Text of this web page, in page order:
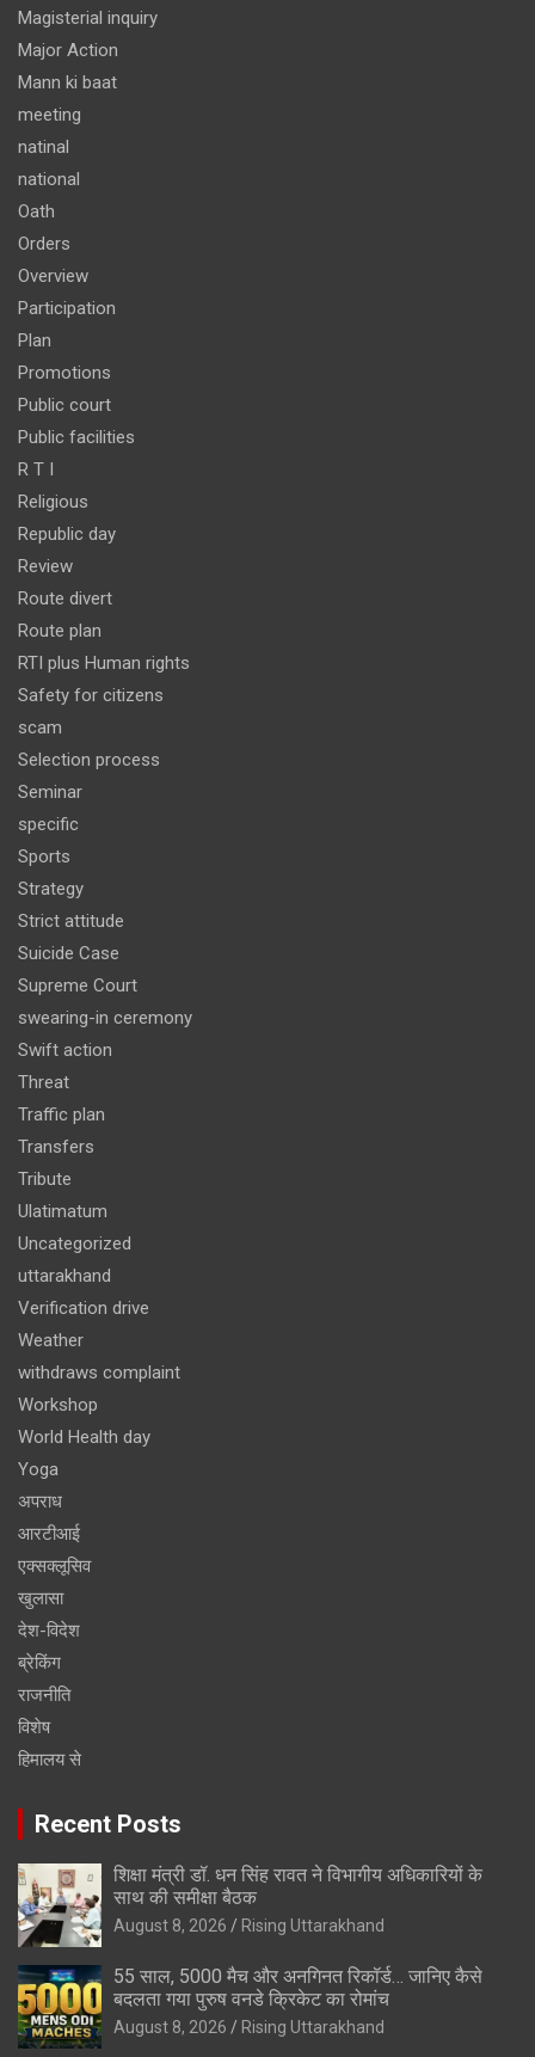
Magisterial inquiry
Major Action
Mann ki baat
meeting
natinal
national
Oath
Orders
Overview
Participation
Plan
Promotions
Public court
Public facilities
R T I
Religious
Republic day
Review
Route divert
Route plan
RTI plus Human rights
Safety for citizens
scam
Selection process
Seminar
specific
Sports
Strategy
Strict attitude
Suicide Case
Supreme Court
swearing-in ceremony
Swift action
Threat
Traffic plan
Transfers
Tribute
Ulatimatum
Uncategorized
uttarakhand
Verification drive
Weather
withdraws complaint
Workshop
World Health day
Yoga
अपराध
आरटीआई
एक्सक्लूसिव
खुलासा
देश-विदेश
ब्रेकिंग
राजनीति
विशेष
हिमालय से
Recent Posts
शिक्षा मंत्री डॉ. धन सिंह रावत ने विभागीय अधिकारियों के
साथ की समीक्षा बैठक
August 8, 2026 Rising Uttarakhand
55 साल, 5000 मैच और अनगिनत रिकॉर्ड… जानिए कैसे
बदलता गया पुरुष वनडे क्रिकेट का रोमांच
August 8, 2026 Rising Uttarakhand